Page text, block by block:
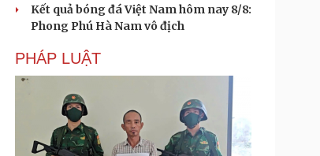
Kết quả bóng đá Việt Nam hôm nay 8/8:
Phong Phú Hà Nam vô địch
PHÁP LUẬT